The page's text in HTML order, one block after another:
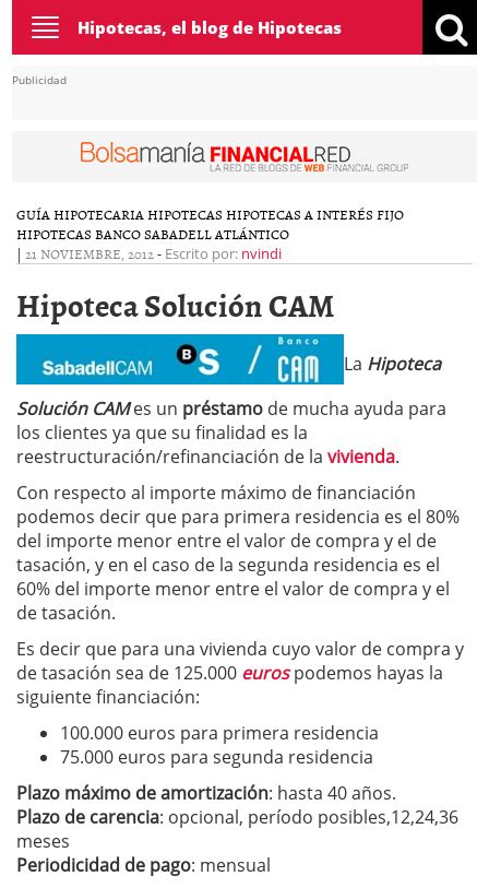
Toggle
navigation
Hipotecas, el blog de Hipotecas
Publicidad
GUÍA HIPOTECARIAHIPOTECAS HIPOTECAS A INTERÉS FIJO
HIPOTECAS BANCO SABADELL ATLÁNTICO
| 21 NOVIEMBRE, 2012- Escrito por: nvindi
Hipoteca Solución CAM
La Hipoteca
Solución CAMes un préstamo de mucha ayuda para
los clientes ya que su finalidad es la
reestructuración/refinanciación de la vivienda.
Con respecto al importe máximo de financiación
podemos decir que para primera residencia es el 80%
del importe menor entre el valor de compra y el de
tasación, y en el caso de la segunda residencia es el
60% del importe menor entre el valor de compra y el
de tasación.
Es decir que para una vivienda cuyo valor de compra y
de tasación sea de 125.000 eurospodemos hayas la
siguiente financiación:
100.000 euros para primera residencia
75.000 euros para segunda residencia
Plazo máximo de amortización: hasta 40 años.
Plazo de carencia: opcional, período posibles,12,24,36
meses
Periodicidad de pago: mensual